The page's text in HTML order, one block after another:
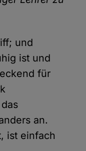
und
ist und
für
an.
ist einfach